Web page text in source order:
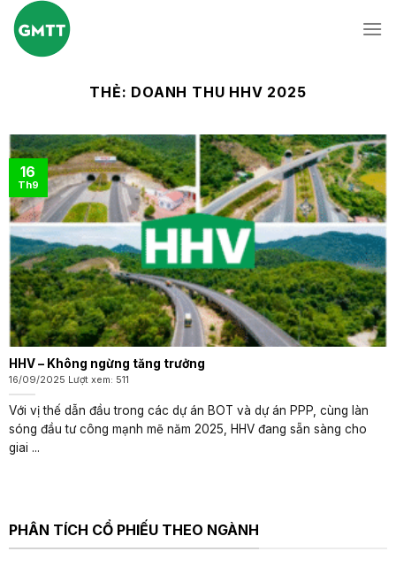
Skip
content
THẺ: DOANH THU HHV 2025
HHV – Không ngừng tăng trưởng
16/09/2025 Lượt xem: 511
Với vị thế dẫn đầu trong các dự án BOT và dự án PPP, cùng làn
sóng đầu tư công mạnh mẽ năm 2025, HHV đang sẵn sàng cho
giai ...
16
Th9
PHÂN TÍCH CỔ PHIẾU THEO NGÀNH